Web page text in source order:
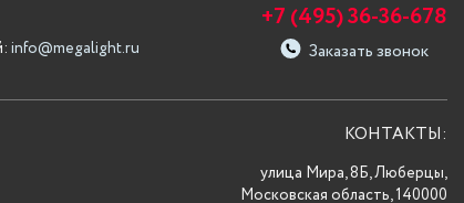
info@megalight.ru
+7 (495) 36-36-678
Заказать звонок
КОНТАКТЫ:
улица Мира, 8Б, Люберцы,
Московская область, 140000